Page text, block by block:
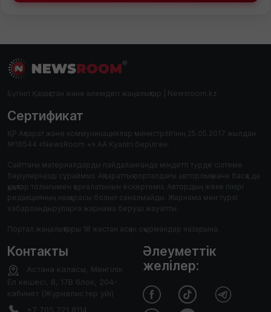
Бүгінгі Қазақстан және әлемдегі жаңалықтар | Newsroom.kz
Сертификат
ҚР Ақпарат және коммуникациялар министрлігінің 25.05.2017 жылдан
№16544 «NewsRoom +» АА Куәлігі берілген.
Сайттағы материалдарды пайдаланғанда міндетті түрде сілтеме
берулеріңізді сұраймыз. Ақпараттық порталдағы авторлық және басқа да
құқықтар толығымен қорғалатынын ескертеміз. Автордың жеке пікірі
редакцияның көзқарасы болып саналмайды. Жарнама мен түрлі
хабарландыруларға жарнама беруші жауапты.
Портал жаңалықтары 18 жастан асқан оқырмандар назарына.
Контакты
Астана каласы, Менгілік
Ел кешесі, 8, 17В блок, 204-
кабинет (Журналистер уйі)
+7 705 721 8114
Әлеуметтік
желілер: